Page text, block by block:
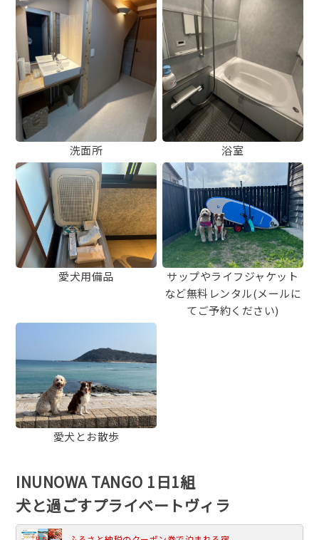
洗面所 浴室
愛犬用備品
サップやライフジャケット
など無料レンタル(メールに
てご予約ください)
愛犬とお散歩
INUNOWA TANGO 1日1組
犬と過ごすプライベートヴィラ